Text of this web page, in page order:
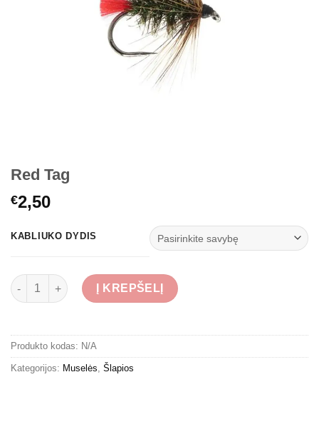
Red Tag
€2,50
KABLIUKO DYDIS
produkto kiekis: Red Tag
Į KREPŠELĮ
Produkto kodas: N/A
Kategorijos: Muselės Šlapios